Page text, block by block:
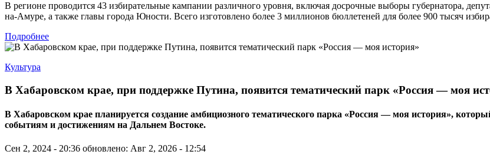
В регионе проводится 43 избирательные кампании различного уровня, включая досрочные выборы губернатора,
на-Амуре, а также главы города Юности. Всего изготовлено более 3 миллионов бюллетеней для более 900 тысяч
Подробнее
Культура
В Хабаровском крае, при поддержке Путина, появится тематический парк «Россия — моя
В Хабаровском крае планируется создание амбициозного тематического парка «Россия — моя история»,
событиям и достижениям на Дальнем Востоке.
Сен 2, 2024 - 20:36 обновлено: Авг 2, 2026 - 12:54